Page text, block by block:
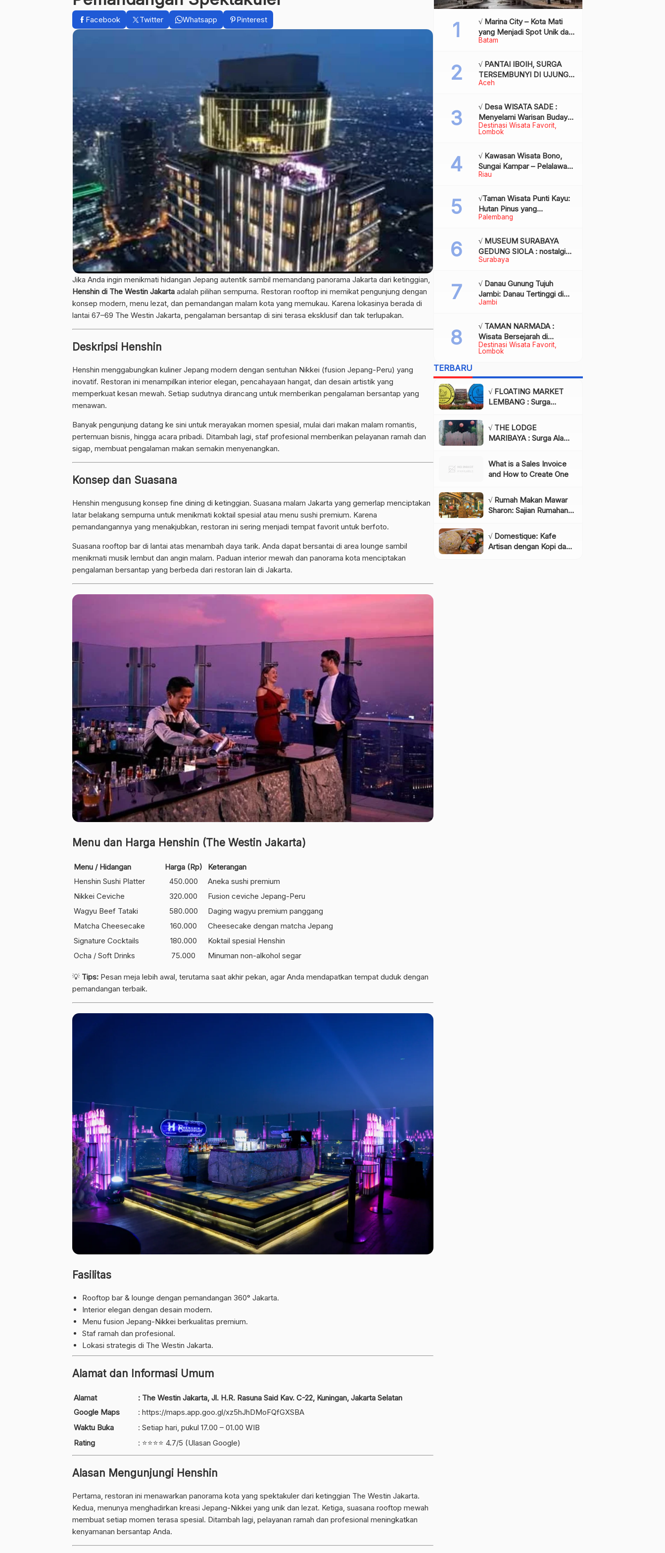
Facebook Twitter Whatsapp Pinterest
Jika Anda ingin menikmati hidangan Jepang autentik sambil memandang panorama Jakarta dari ketinggian,
Henshin di The Westin Jakarta adalah pilihan sempurna. Restoran rooftop ini memikat pengunjung dengan
konsep modern, menu lezat, dan pemandangan malam kota yang memukau. Karena lokasinya berada di
lantai 67–69 The Westin Jakarta, pengalaman bersantap di sini terasa eksklusif dan tak terlupakan.
Deskripsi Henshin
Henshin menggabungkan kuliner Jepang modern dengan sentuhan Nikkei (fusion Jepang-Peru) yang
inovatif. Restoran ini menampilkan interior elegan, pencahayaan hangat, dan desain artistik yang
memperkuat kesan mewah. Setiap sudutnya dirancang untuk memberikan pengalaman bersantap yang
menawan.
Banyak pengunjung datang ke sini untuk merayakan momen spesial, mulai dari makan malam romantis,
pertemuan bisnis, hingga acara pribadi. Ditambah lagi, staf profesional memberikan pelayanan ramah dan
sigap, membuat pengalaman makan semakin menyenangkan.
Konsep dan Suasana
Henshin mengusung konsep fine dining di ketinggian. Suasana malam Jakarta yang gemerlap menciptakan
latar belakang sempurna untuk menikmati koktail spesial atau menu sushi premium. Karena
pemandangannya yang menakjubkan, restoran ini sering menjadi tempat favorit untuk berfoto.
Suasana rooftop bar di lantai atas menambah daya tarik. Anda dapat bersantai di area lounge sambil
menikmati musik lembut dan angin malam. Paduan interior mewah dan panorama kota menciptakan
pengalaman bersantap yang berbeda dari restoran lain di Jakarta.
Menu dan Harga Henshin (The Westin Jakarta)
Menu / Hidangan Harga (Rp)
Keterangan
Henshin Sushi Platter
450.000
Aneka sushi premium
Nikkei Ceviche
320.000
Fusion ceviche Jepang-Peru
Wagyu Beef Tataki
580.000
Daging wagyu premium panggang
Matcha Cheesecake
160.000
Cheesecake dengan matcha Jepang
Signature Cocktails
180.000
Koktail spesial Henshin
Ocha / Soft Drinks
75.000 Minuman non-alkohol segar
💡 Tips: Pesan meja lebih awal, terutama saat akhir pekan, agar Anda mendapatkan tempat duduk dengan
pemandangan terbaik.
Fasilitas
Rooftop bar & lounge dengan pemandangan 360° Jakarta.
Interior elegan dengan desain modern.
Menu fusion Jepang-Nikkei berkualitas premium.
Staf ramah dan profesional.
Lokasi strategis di The Westin Jakarta.
Alamat dan Informasi Umum
Alamat
: The Westin Jakarta, Jl. H.R. Rasuna Said Kav. C-22, Kuningan, Jakarta Selatan
Google Maps
: https://maps.app.goo.gl/xz5hJhDMoFQfGXSBA
Waktu Buka
: Setiap hari, pukul 17.00 – 01.00 WIB
Rating
: ⭐⭐⭐⭐ 4.7/5 (Ulasan Google)
Alasan Mengunjungi Henshin
Pertama, restoran ini menawarkan panorama kota yang spektakuler dari ketinggian The Westin Jakarta.
Kedua, menunya menghadirkan kreasi Jepang-Nikkei yang unik dan lezat. Ketiga, suasana rooftop mewah
membuat setiap momen terasa spesial. Ditambah lagi, pelayanan ramah dan profesional meningkatkan
kenyamanan bersantap Anda.
Batam
√ Marina City – Kota Mati
yang Menjadi Spot Unik dan
Bersejarah di Batam,
Aceh
√ PANTAI IBOIH, SURGA
TERSEMBUNYI DI UJUNG
BARAT INDONESIA
Destinasi Wisata Favorit
Lombok
√ Desa WISATA SADE :
Menyelami Warisan Budaya
Suku Sasak di Jantung
Riau
√ Kawasan Wisata Bono,
Sungai Kampar – Pelalawan:
Fenomena Ombak di
Mendunia, Review & Info
Palembang
√Taman Wisata Punti Kayu:
Hutan Pinus yang
Menyegarkan di Tengah
Surabaya
√ MUSEUM SURABAYA
GEDUNG SIOLA : nostalgia
dalam balutan modernitas di
Review & Info
Jambi
√ Danau Gunung Tujuh
Jambi: Danau Tertinggi di
Asia Tenggara, Tiket, Rute,
Destinasi Wisata Favorit
Lombok
√ TAMAN NARMADA :
Wisata Bersejarah di
Lombok yang Memukau
TERBARU
√ FLOATING MARKET
LEMBANG : Surga
di Bandung yang Wajib
Dikunjungi, Info & Harga
Tiket
√ THE LODGE
MARIBAYA : Surga Alam
Lembang yang Wajib
Dikunjungi!, Info & Harga
Tiket
What is a Sales Invoice
and How to Create One
√ Rumah Makan Mawar
Sharon: Sajian Rumahan
Menggugah Selera,
Review & Info Lengkap
√ Domestique: Kafe
Artisan dengan Kopi dan